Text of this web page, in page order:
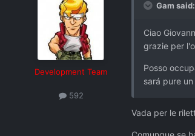
Development Team
592
Gam said:
Ciao
grazie per
Posso
sará pure
Vada per le